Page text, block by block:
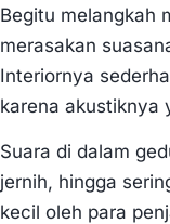
Begitu melangkah
merasakan
Interiornya
karena akustiknya
Suara di dalam
jernih, hingga
kecil oleh para